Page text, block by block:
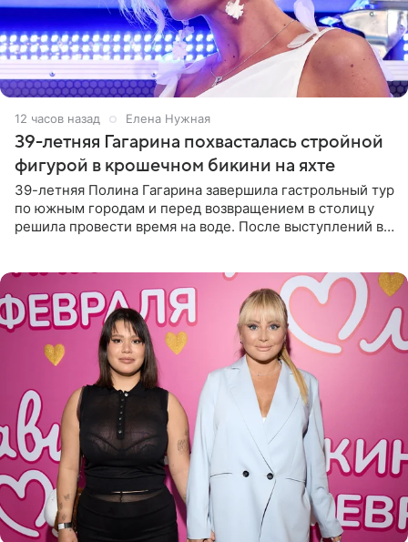
12 часов назад Елена Нужная
39-летняя Гагарина похвасталась стройной
фигурой в крошечном бикини на яхте
39-летняя Полина Гагарина завершила гастрольный тур
по южным городам и перед возвращением в столицу
решила провести время на воде. После выступлений в